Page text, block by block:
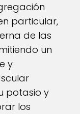
particular,
de las
un
y
potasio y
los